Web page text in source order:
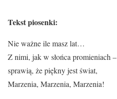
Tekst piosenki:
Nie ważne ile masz lat…
Z nimi, jak w słońca promieniach –
sprawią, że piękny jest świat,
Marzenia, Marzenia, Marzenia!